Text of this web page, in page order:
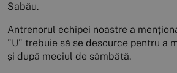
Sabău.
Antrenorul echipei noastre a
"U" trebuie să se descurce pentru a
și după meciul de sâmbătă.